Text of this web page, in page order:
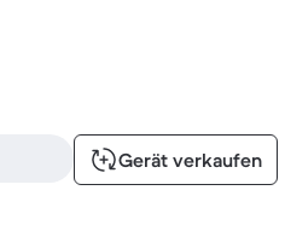
Gerät verkaufen